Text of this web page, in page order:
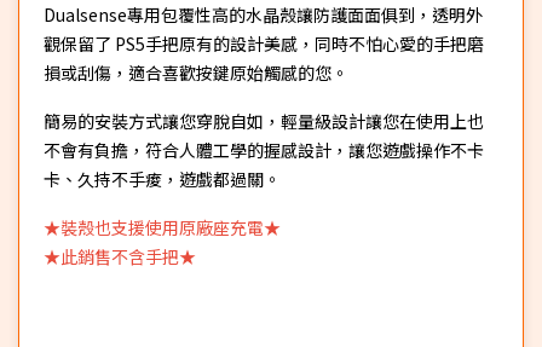
Dualsense專用包覆性高的水晶殼讓防護面面俱到，透明外
觀保留了 PS5手把原有的設計美感，同時不怕心愛的手把磨
損或刮傷，適合喜歡按鍵原始觸感的您。
簡易的安裝方式讓您穿脫自如，輕量級設計讓您在使用上也
不會有負擔，符合人體工學的握感設計，讓您遊戲操作不卡
卡、久持不手痠，遊戲都過關。
★裝殼也支援使用原廠座充電★
★此銷售不含手把★